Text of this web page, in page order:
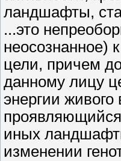
ландшафты,
...это
неосознанное)
цели, причем
данному лицу
энергии
проявляющийся
иных
изменении